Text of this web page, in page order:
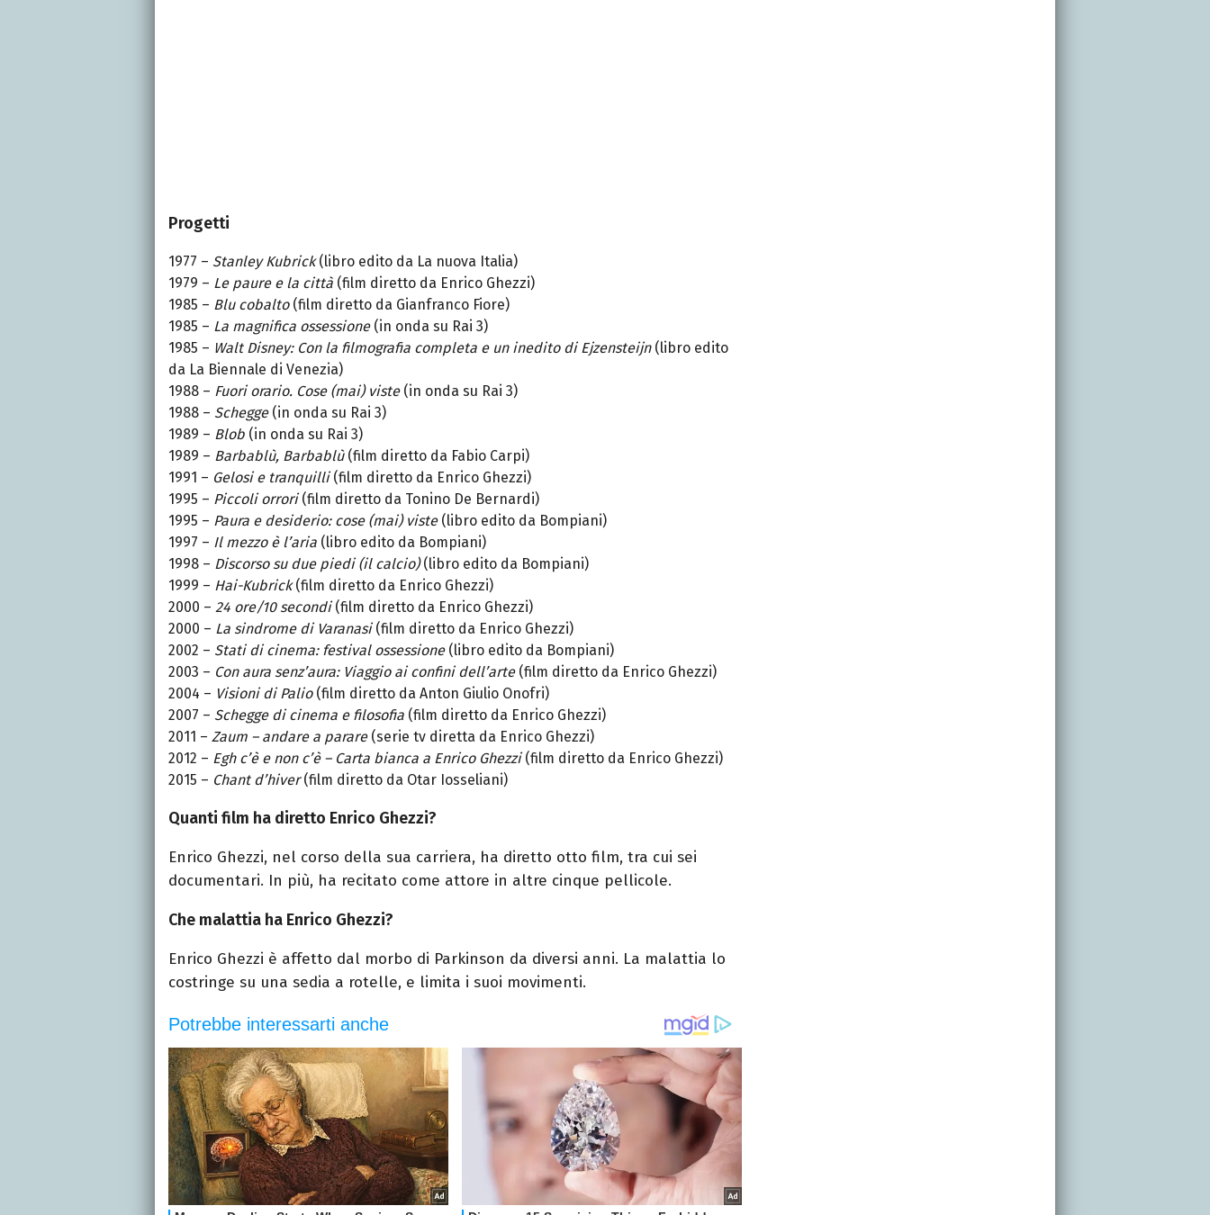
Progetti
1977 – Stanley Kubrick(libro edito da La nuova Italia)
1979 – Le paure e la città (film diretto da Enrico Ghezzi)
1985 – Blu cobalto(film diretto da Gianfranco Fiore)
1985 – La magnifica ossessione(in onda su Rai 3)
1985 – Walt Disney: Con la filmografia completa e un inedito di Ejzensteijn(libro edito
da La Biennale di Venezia)
1988 – Fuori orario. Cose (mai) viste(in onda su Rai 3)
1988 – Schegge (in onda su Rai 3)
1989 – Blob (in onda su Rai 3)
1989 – Barbablù, Barbablù(film diretto da Fabio Carpi)
1991 – Gelosi e tranquilli(film diretto da Enrico Ghezzi)
1995 – Piccoli orrori(film diretto da Tonino De Bernardi)
1995 – Paura e desiderio: cose (mai) viste(libro edito da Bompiani)
1997 – Il mezzo è l’aria (libro edito da Bompiani)
1998 – Discorso su due piedi (il calcio)(libro edito da Bompiani)
1999 – Hai-Kubrick(film diretto da Enrico Ghezzi)
2000 – 24 ore/10 secondi(film diretto da Enrico Ghezzi)
2000 – La sindrome di Varanasi(film diretto da Enrico Ghezzi)
2002 – Stati di cinema: festival ossessione(libro edito da Bompiani)
2003 – Con aura senz’aura: Viaggio ai confini dell’arte(film diretto da Enrico Ghezzi)
2004 – Visioni di Palio(film diretto da Anton Giulio Onofri)
2007 – Schegge di cinema e filosofia (film diretto da Enrico Ghezzi)
2011 – Zaum – andare a parare (serie tv diretta da Enrico Ghezzi)
2012 – Egh c’è e non c’è – Carta bianca a Enrico Ghezzi(film diretto da Enrico Ghezzi)
2015 – Chant d’hiver(film diretto da Otar Iosseliani)
Quanti film ha diretto Enrico Ghezzi?
Enrico Ghezzi, nel corso della sua carriera, ha diretto otto film, tra cui sei
documentari. In più, ha recitato come attore in altre cinque pellicole.
Che malattia ha Enrico Ghezzi?
Enrico Ghezzi è affetto dal morbo di Parkinson da diversi anni. La malattia lo
costringe su una sedia a rotelle, e limita i suoi movimenti.